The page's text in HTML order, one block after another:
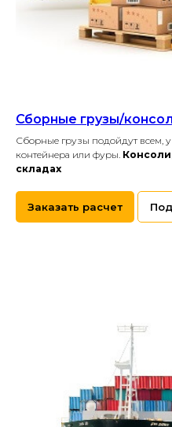
Сборные грузы/
Сборные грузы подойдут всем,
контейнера или фуры.
складах
Заказать расчет